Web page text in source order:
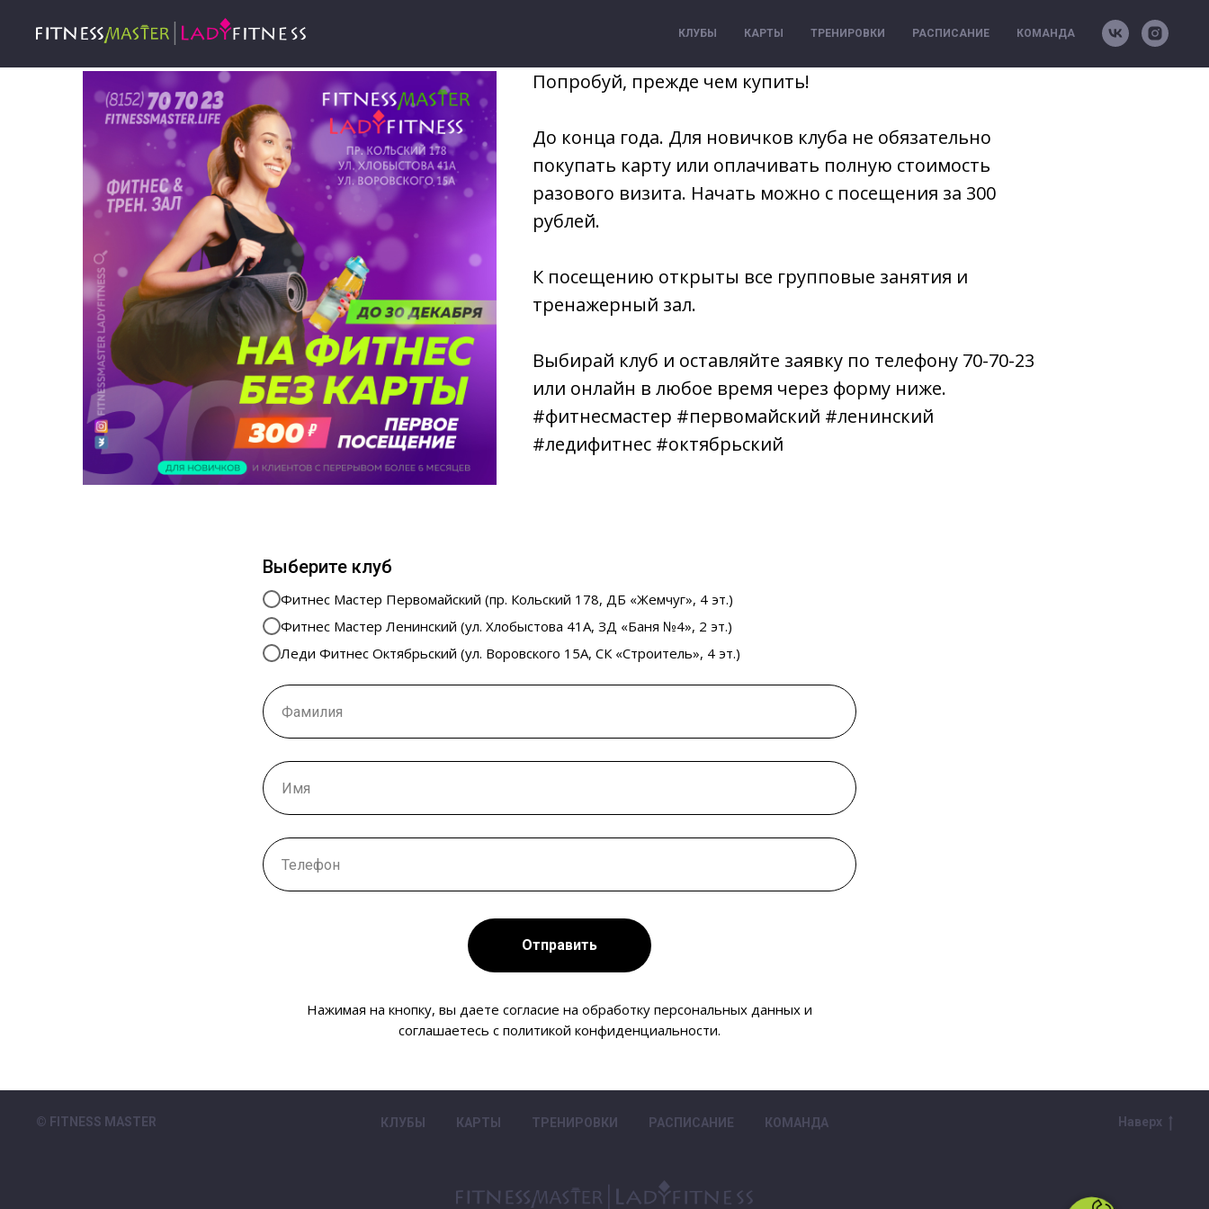
КЛУБЫ КАРТЫ ТРЕНИРОВКИ РАСПИСАНИЕ КОМАНДА
Попробуй, прежде чем купить!
До конца года. Для новичков клуба не обязательно
покупать карту или оплачивать полную стоимость
разового визита. Начать можно с посещения за 300
рублей.
К посещению открыты все групповые занятия и
тренажерный зал.
Выбирай клуб и оставляйте заявку по телефону 70-70-23
или онлайн в любое время через форму ниже.
#фитнесмастер #первомайский #ленинский
#ледифитнес #октябрьский
Выберите клуб
Фитнес Мастер Первомайский (пр. Кольский 178, ДБ «Жемчуг», 4 эт.)
Фитнес Мастер Ленинский (ул. Хлобыстова 41А, ЗД «Баня №4», 2 эт.)
Леди Фитнес Октябрьский (ул. Воровского 15A, СК «Строитель», 4 эт.)
Отправить
Нажимая на кнопку, вы даете согласие на обработку персональных данных и
соглашаетесь c политикой конфиденциальности.
© FITNESS MASTER КЛУБЫ КАРТЫ ТРЕНИРОВКИ РАСПИСАНИЕ КОМАНДА Наверх